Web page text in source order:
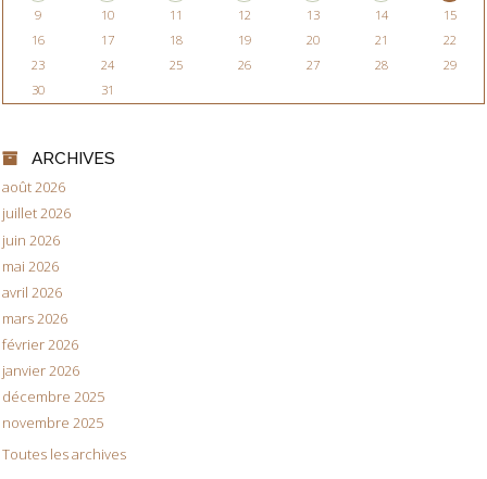
9
10 11 12 13 14
15
16
17 18 19 20 21
22
23
24 25 26 27 28
29
30
31
ARCHIVES
août 2026
juillet 2026
juin 2026
mai 2026
avril 2026
mars 2026
février 2026
janvier 2026
décembre 2025
novembre 2025
Toutes les archives